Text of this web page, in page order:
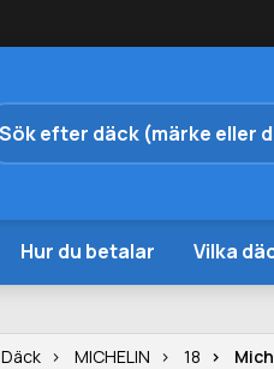
Hur du betalar Vilka
Däck MICHELIN 18